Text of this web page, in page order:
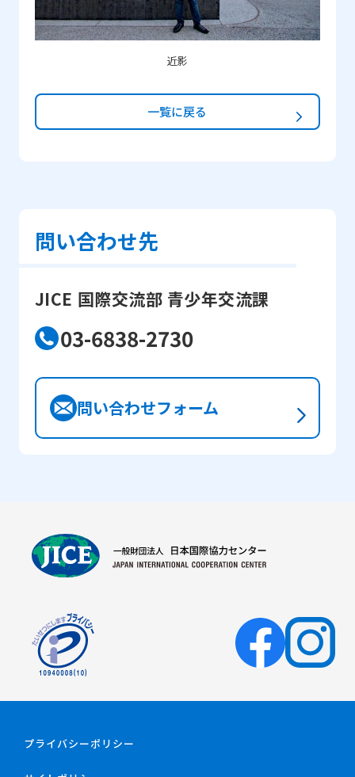
近影
一覧に戻る
問い合わせ先
JICE 国際交流部 青少年交流課
03-6838-2730
問い合わせフォーム
プライバシーポリシー